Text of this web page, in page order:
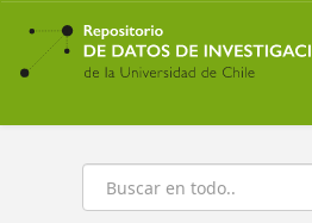
Ir
contenido
principal
Buscar